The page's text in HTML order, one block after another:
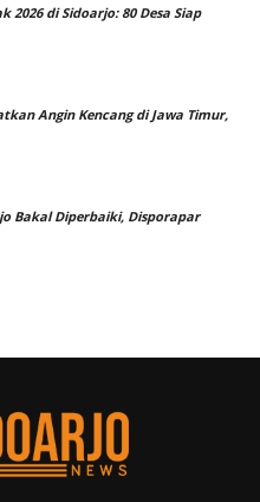
2026 di Sidoarjo: 80 Desa Siap
Angin Kencang di Jawa Timur,
Bakal Diperbaiki, Disporapar